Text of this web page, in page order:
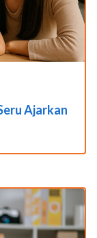
Ajarkan